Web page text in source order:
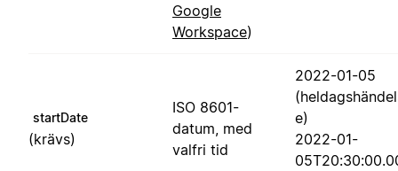
Google
Workspace)
startDate
(krävs)
ISO 8601-
datum, med
valfri tid
2022-01-05
e)
2022-01-